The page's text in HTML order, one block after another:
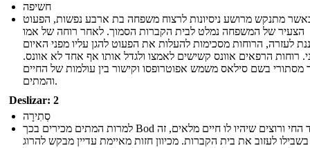
חשיפה
מתנקש מרושע ניסיונות לרצוח משפחה בת ארבע נפשות, הפעוט
הצעיר של המשפחה נמלט לבית הקברות הסמוך. לאחר רוחה של אמו
לעזרה, הרוחות מסכימות להעלות את הפעוט להגן עליו מפני האיום
רוחות הרפאים אוונס קשישים לאמצו ולגדל אותו אף אחד לא אוונס.
מסתורי בשם סילאס משמש אפוטרופסו וקישור בין עולמות של החיים
והמתים.
Deslizar: 2
סְתִירָה
למרות המתים מכירים בכך Bod הוא ילד החי ורוצים שיהיו לו חיים מלאים, זה
לעזוב את בית הקברות. מכיוון חזות מאיימת עדיין מבקש להרוג